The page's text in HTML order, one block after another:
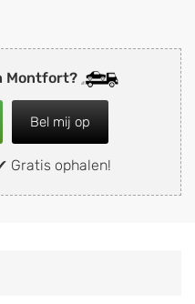
Montfort?
Bel mij op
Gratis ophalen!
verkoop van
en
apk keuring). Wilt u
motor of brommobiel
een
zelf wegbrengen
ophalen op een
voor uw